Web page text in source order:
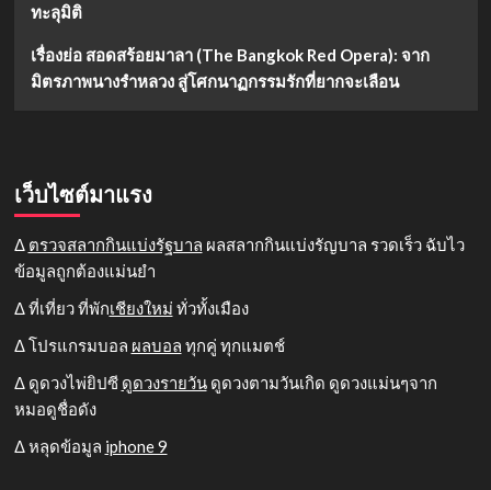
ทะลุมิติ
เรื่องย่อ สอดสร้อยมาลา (The Bangkok Red Opera): จาก
มิตรภาพนางรำหลวง สู่โศกนาฏกรรมรักที่ยากจะเลือน
เว็บไซต์มาแรง
Δ ตรวจสลากกินแบ่งรัฐบาล ผลสลากกินแบ่งรัญบาล รวดเร็ว ฉับไว
ข้อมูลถูกต้องแม่นยำ
Δ ที่เที่ยว ที่พักเชียงใหม่ ทั่วทั้งเมือง
Δ โปรแกรมบอล ผลบอล ทุกคู่ ทุกแมตช์
Δ ดูดวงไพ่ยิปซี ดูดวงรายวันดูดวงตามวันเกิด ดูดวงแม่นๆจาก
หมอดูชื่อดัง
Δ หลุดข้อมูล iphone 9